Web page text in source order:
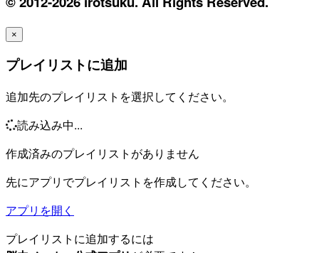
×
プレイリストに追加
追加先のプレイリストを選択してください。
読み込み中...
作成済みのプレイリストがありません
先にアプリでプレイリストを作成してください。
アプリを開く
プレイリストに追加するには